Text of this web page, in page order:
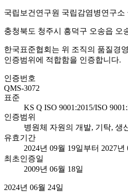
국립보건연구원 국립감염병연구소
충청북도 청주시 흥덕구 오송읍 오
한국표준협회는 위 조직의 품질경
인증범위에 적합함을 인증합니다.
인증번호
QMS-3072
표준
KS Q ISO 9001:2015/ISO
인증범위
병원체 자원의 개발, 기탁, 생
유효기간
2024년 09월 19일부터 2027년
최초인증일
2009년 06월 18일
2024년 06월 24일